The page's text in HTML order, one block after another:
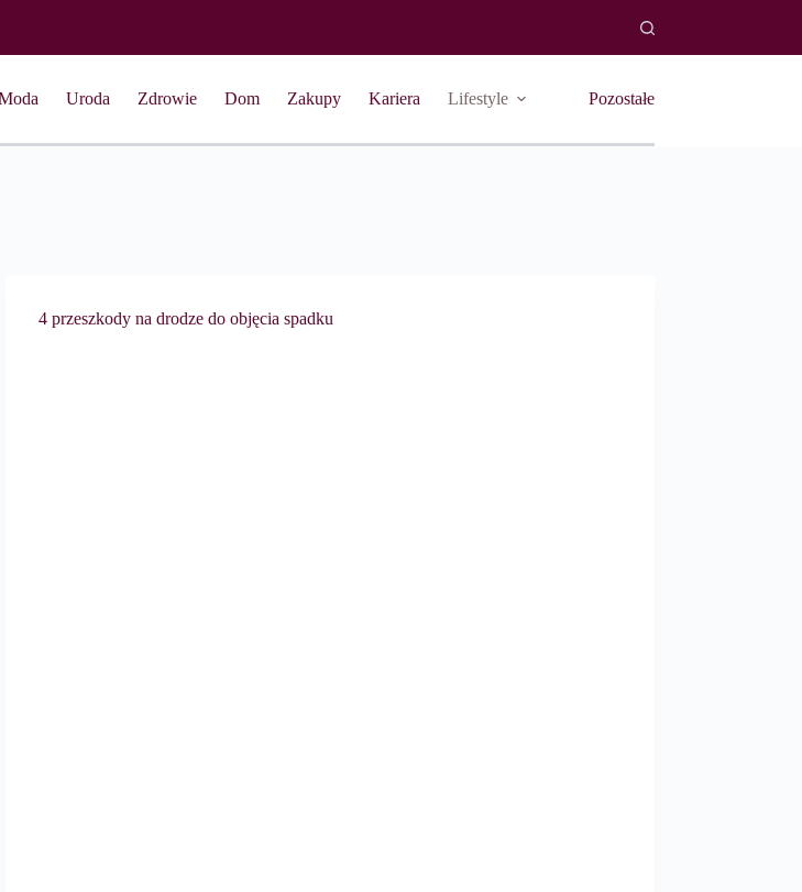
Uroda Zdrowie Dom Zakupy Kariera Lifestyle Pozostałe
4 przeszkody na drodze do objęcia spadku